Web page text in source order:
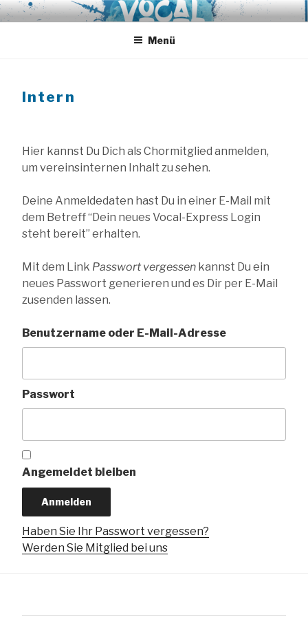
Zum
InhaltVOCAL EXPRESS
A-Cappella aus Hamburg
Menü
Intern
Hier kannst Du Dich als Chormitglied anmelden,
um vereinsinternen Inhalt zu sehen.
Deine Anmeldedaten hast Du in einer E-Mail mit
dem Betreff “Dein neues Vocal-Express Login
steht bereit” erhalten.
Mit dem Link Passwort vergessen kannst Du ein
neues Passwort generieren und es Dir per E-Mail
zusenden lassen.
Benutzername oder E-Mail-Adresse
Passwort
Angemeldet bleiben
Haben Sie Ihr Passwort vergessen?
Werden Sie Mitglied bei uns